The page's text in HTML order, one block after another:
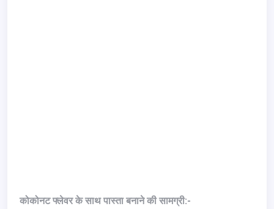
कोकोनट फ्लेवर के साथ पास्ता बनाने की सामग्री:-